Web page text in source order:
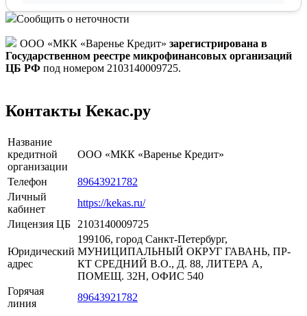
Сообщить о неточности
ООО «МКК «Варенье Кредит» зарегистрирована в
Государственном реестре микрофинансовых организаций
ЦБ РФ под номером 2103140009725.
Контакты Кекас.ру
Название
кредитной
организации
ООО «МКК «Варенье Кредит»
Телефон
89643921782
Личный
кабинет
https://kekas.ru/
Лицензия ЦБ
2103140009725
Юридический
адрес
199106, город Санкт-Петербург,
МУНИЦИПАЛЬНЫЙ ОКРУГ ГАВАНЬ, ПР-
КТ СРЕДНИЙ В.О., Д. 88, ЛИТЕРА А,
ПОМЕЩ. 32Н, ОФИС 540
Горячая
линия
89643921782